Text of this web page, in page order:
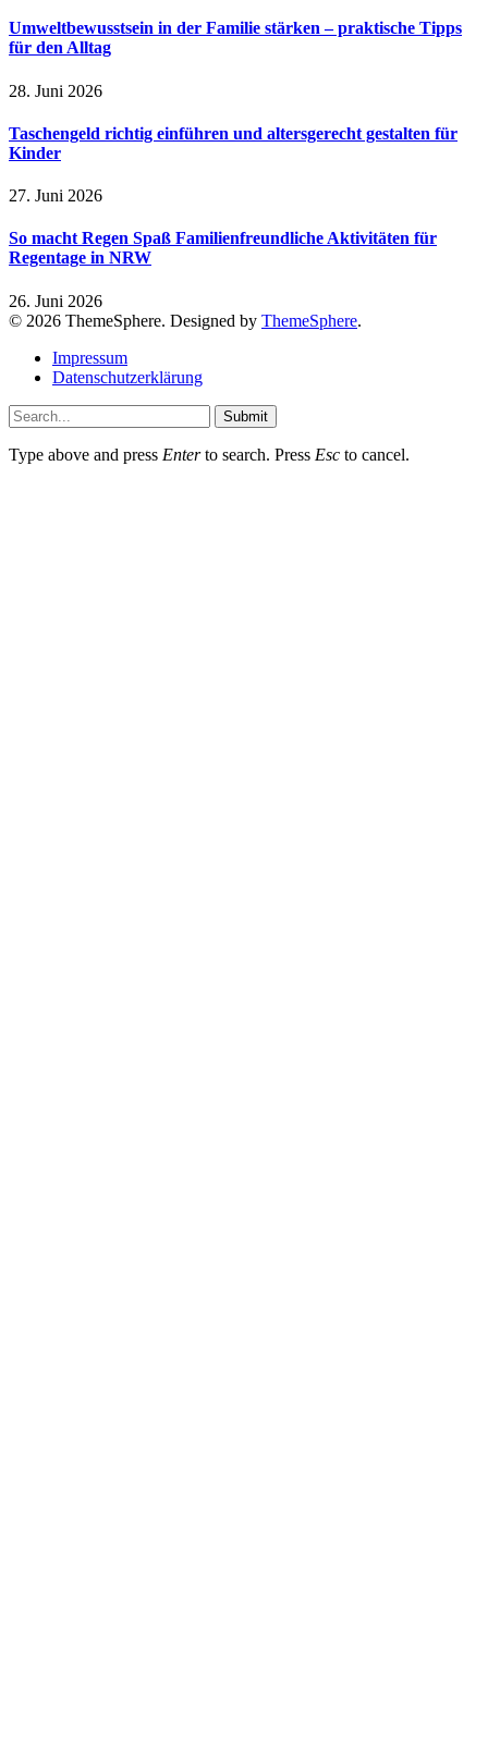
Umweltbewusstsein in der Familie stärken – praktische Tipps
für den Alltag
28. Juni 2026
Taschengeld richtig einführen und altersgerecht gestalten für
Kinder
27. Juni 2026
So macht Regen Spaß Familienfreundliche Aktivitäten für
Regentage in NRW
26. Juni 2026
© 2026 ThemeSphere. Designed by ThemeSphere.
Impressum
Datenschutzerklärung
Submit
Type above and press Enterto search. Press Esc to cancel.